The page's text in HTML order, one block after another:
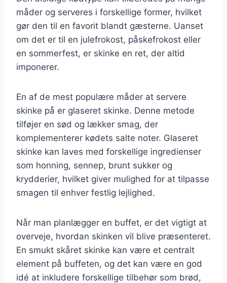
måder og serveres i forskellige former, hvilket
gør den til en favorit blandt gæsterne. Uanset
om det er til en julefrokost, påskefrokost eller
en sommerfest, er skinke en ret, der altid
imponerer.
En af de mest populære måder at servere
skinke på er glaseret skinke. Denne metode
tilføjer en sød og lækker smag, der
komplementerer kødets salte noter. Glaseret
skinke kan laves med forskellige ingredienser
som honning, sennep, brunt sukker og
krydderier, hvilket giver mulighed for at tilpasse
smagen til enhver festlig lejlighed.
Når man planlægger en buffet, er det vigtigt at
overveje, hvordan skinken vil blive præsenteret.
En smukt skåret skinke kan være et centralt
element på buffeten, og det kan være en god
idé at inkludere forskellige tilbehør som brød,